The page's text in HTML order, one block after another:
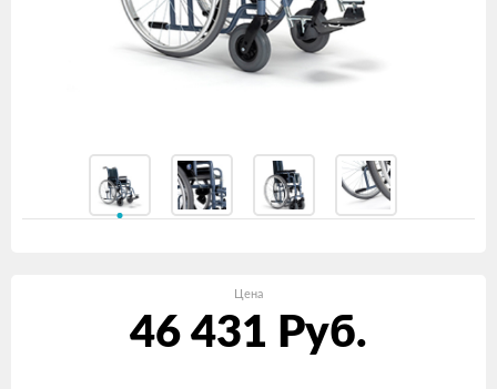
Цена
46 431 Руб.